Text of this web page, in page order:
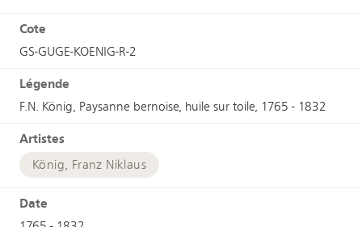
Cote
GS-GUGE-KOENIG-R-2
Légende
F.N. König, Paysanne bernoise, huile sur toile, 1765 - 1832
Artistes
König, Franz Niklaus
Date